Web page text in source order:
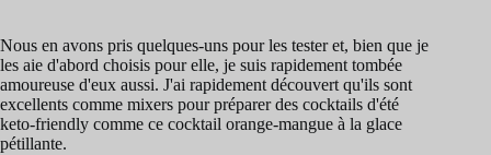
Nous en avons pris quelques-uns pour les tester et, bien que je
les aie d'abord choisis pour elle, je suis rapidement tombée
amoureuse d'eux aussi. J'ai rapidement découvert qu'ils sont
excellents comme mixers pour préparer des cocktails d'été
keto-friendly comme ce cocktail orange-mangue à la glace
pétillante.